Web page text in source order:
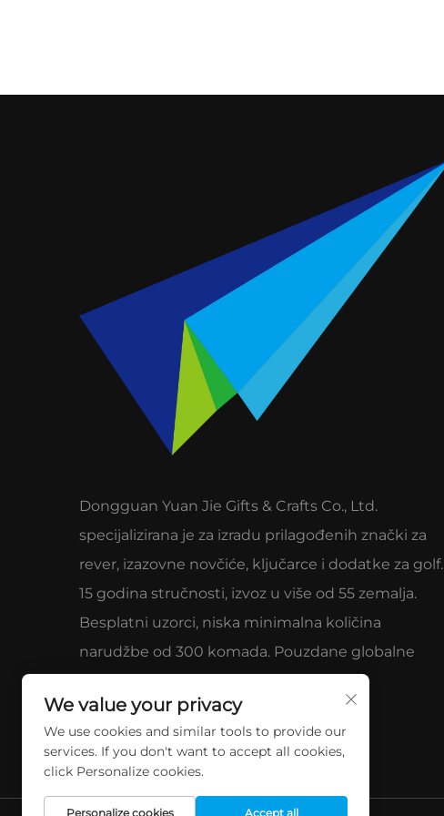
Dongguan Yuan Jie Gifts & Crafts Co., Ltd.
specijalizirana je za izradu prilagođenih znački za
rever, izazovne novčiće, ključarce i dodatke za golf.
15 godina stručnosti, izvoz u više od 55 zemalja.
Besplatni uzorci, niska minimalna količina
narudžbe od 300 komada. Pouzdane globalne
We value your privacy
We use cookies and similar tools to provide our
services. If you don't want to accept all cookies,
click Personalize cookies.
Personalize cookies Accept all